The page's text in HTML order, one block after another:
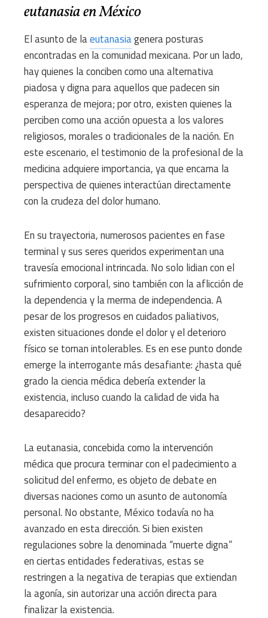
eutanasia en México
El asunto de laeutanasiagenera posturas
encontradas en la comunidad mexicana. Por un lado,
hay quienes la conciben como una alternativa
piadosa y digna para aquellos que padecen sin
esperanza de mejora; por otro, existen quienes la
perciben como una acción opuesta a los valores
religiosos, morales o tradicionales de la nación. En
este escenario, el testimonio de la profesional de la
medicina adquiere importancia, ya que encarna la
perspectiva de quienes interactúan directamente
con la crudeza del dolor humano.
En su trayectoria, numerosos pacientes en fase
terminal y sus seres queridos experimentan una
travesía emocional intrincada. No solo lidian con el
sufrimiento corporal, sino también con la aflicción de
la dependencia y la merma de independencia. A
pesar de los progresos en cuidados paliativos,
existen situaciones donde el dolor y el deterioro
físico se tornan intolerables. Es en ese punto donde
emerge la interrogante más desafiante: ¿hasta qué
grado la ciencia médica debería extender la
existencia, incluso cuando la calidad de vida ha
desaparecido?
La eutanasia, concebida como la intervención
médica que procura terminar con el padecimiento a
solicitud del enfermo, es objeto de debate en
diversas naciones como un asunto de autonomía
personal. No obstante, México todavía no ha
avanzado en esta dirección. Si bien existen
regulaciones sobre la denominada “muerte digna”
en ciertas entidades federativas, estas se
restringen a la negativa de terapias que extiendan
la agonía, sin autorizar una acción directa para
finalizar la existencia.